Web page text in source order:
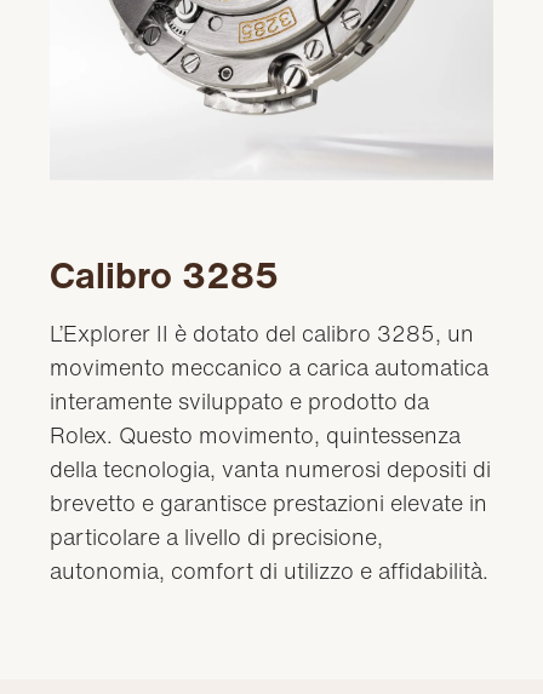
Calibro 3285
L’Explorer II è dotato del calibro 3285, un
movimento meccanico a carica automatica
interamente sviluppato e prodotto da
Rolex. Questo movimento, quintessenza
della tecnologia, vanta numerosi depositi di
brevetto e garantisce prestazioni elevate in
particolare a livello di precisione,
autonomia, comfort di utilizzo e affidabilità.